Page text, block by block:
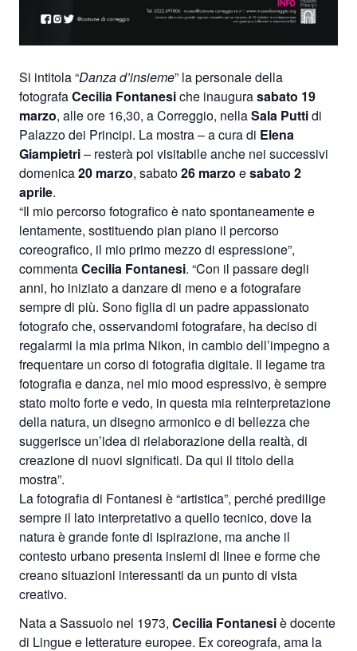
Si intitola “Danza d’insieme” la personale della
fotografaCecilia Fontanesiche inaugurasabato 19
marzo, alle ore 16,30, a Correggio, nellaSala Puttidi
Palazzo dei Principi. La mostra – a cura di Elena
Giampietri– resterà poi visitabile anche nei successivi
domenica20 marzo, sabato26 marzo esabato 2
aprile.
“Il mio percorso fotografico è nato spontaneamente e
lentamente, sostituendo pian piano il percorso
coreografico, il mio primo mezzo di espressione”,
commentaCecilia Fontanesi. “Con il passare degli
anni, ho iniziato a danzare di meno e a fotografare
sempre di più. Sono figlia di un padre appassionato
fotografo che, osservandomi fotografare, ha deciso di
regalarmi la mia prima Nikon, in cambio dell’impegno a
frequentare un corso di fotografia digitale. Il legame tra
fotografia e danza, nel mio mood espressivo, è sempre
stato molto forte e vedo, in questa mia reinterpretazione
della natura, un disegno armonico e di bellezza che
suggerisce un’idea di rielaborazione della realtà, di
creazione di nuovi significati. Da qui il titolo della
mostra”.
La fotografia di Fontanesi è “artistica”, perché predilige
sempre il lato interpretativo a quello tecnico, dove la
natura è grande fonte di ispirazione, ma anche il
contesto urbano presenta insiemi di linee e forme che
creano situazioni interessanti da un punto di vista
creativo.
Nata a Sassuolo nel 1973, Cecilia Fontanesiè docente
di Lingue e letterature europee. Ex coreografa, ama la